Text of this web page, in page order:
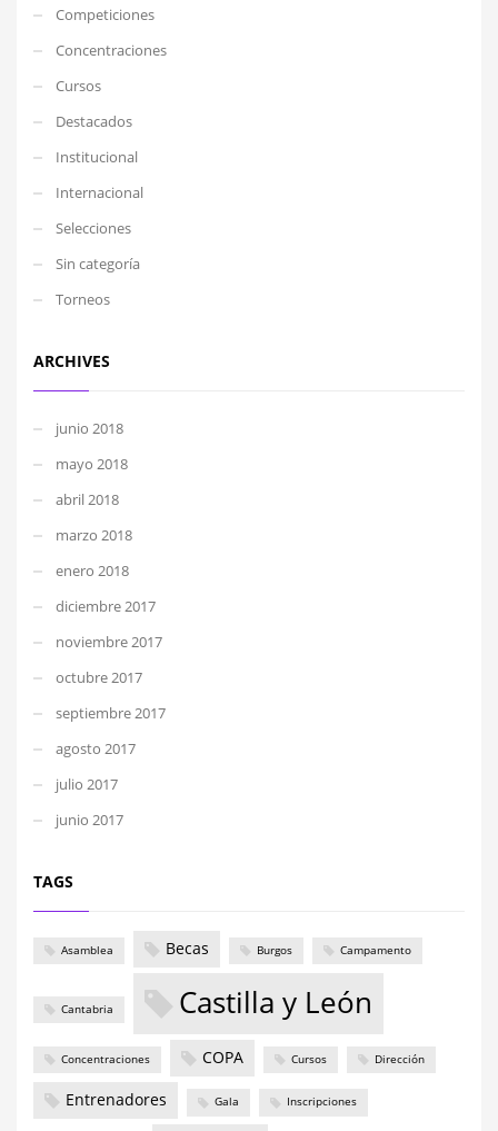
Competiciones
Concentraciones
Cursos
Destacados
Institucional
Internacional
Selecciones
Sin categoría
Torneos
ARCHIVES
junio 2018
mayo 2018
abril 2018
marzo 2018
enero 2018
diciembre 2017
noviembre 2017
octubre 2017
septiembre 2017
agosto 2017
julio 2017
junio 2017
TAGS
Asamblea Becas Burgos Campamento
Cantabria Castilla y León
Concentraciones COPA Cursos Dirección
Entrenadores Gala Inscripciones